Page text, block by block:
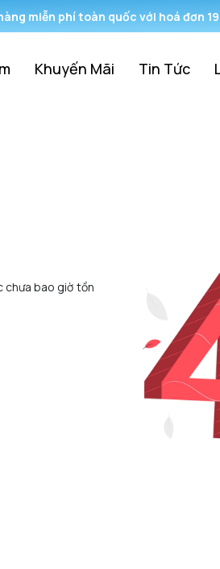
miễn phí toàn quốc với hoá đơn
Khuyến Mãi Tin Tức
chưa bao giờ tồn